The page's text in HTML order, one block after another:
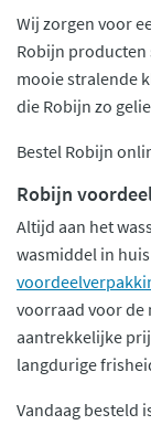
Wij zorgen voor
Robijn producten
mooie stralende
die Robijn zo
Bestel Robijn
Robijn
Altijd aan het
wasmiddel in
voorraad voor de
aantrekkelijke
langdurige
Vandaag besteld